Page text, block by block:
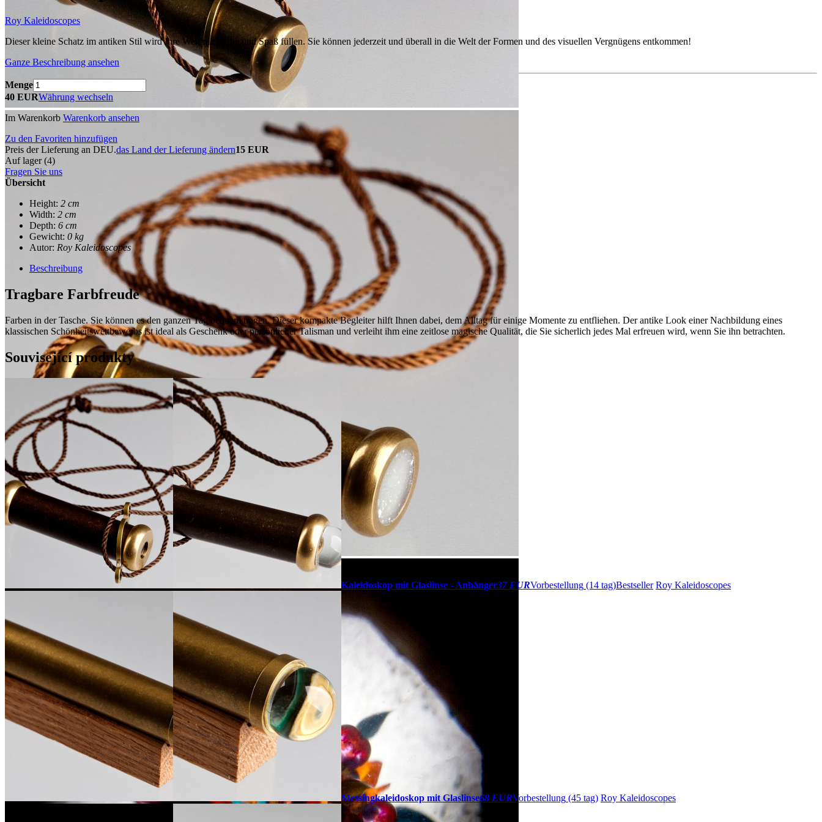
Roy Kaleidoscopes
Dieser kleine Schatz im antiken Stil wird Ihre Welt mit Farbe und Spaß füllen. Sie können jederzeit und überall in die Welt der Formen und des visuellen Vergnügens entkommen!
Ganze Beschreibung ansehen
Menge
40 EURWährung wechseln
Im Warenkorb Warenkorb ansehen
Zu den Favoriten hinzufügen
Preis der Lieferung an DEU.das Land der Lieferung ändern15 EUR
Auf lager (4)
Fragen Sie uns
Übersicht
Height: 2 cm
Width: 2 cm
Depth: 6 cm
Gewicht: 0 kg
Autor: Roy Kaleidoscopes
Beschreibung
Tragbare Farbfreude
Farben in der Tasche. Sie können es den ganzen Tag bequem tragen. Dieser kompakte Begleiter hilft Ihnen dabei, dem Alltag für einige Momente zu entfliehen. Der antike Look einer Nachbildung eines
klassischen Schönheitswettbewerbs ist ideal als Geschenk oder persönlicher Talisman und verleiht ihm eine zeitlose magische Qualität, die Sie sicherlich jedes Mal erfreuen wird, wenn Sie ihn betrachten.
Související produkty
Kaleidoskop mit Glaslinse - Anhänger37 EURVorbestellung (14 tag)Bestseller Roy Kaleidoscopes
Messingkaleidoskop mit Glaslinse68 EURVorbestellung (45 tag) Roy Kaleidoscopes